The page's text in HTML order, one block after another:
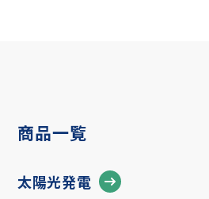
商品一覧
太陽光発電